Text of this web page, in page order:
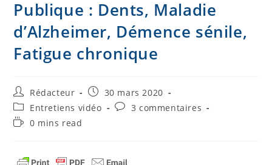
Publique : Dents, Maladie
d’Alzheimer, Démence sénile,
Fatigue chronique
Auteur/autrice
de
la
publication :
Rédacteur
Publication
publiée :
30 mars 2020
Post
category:
Entretiens vidéo
Commentaires
3 commentaires
Temps0 mins read